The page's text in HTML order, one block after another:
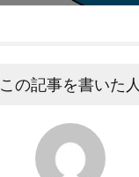
この記事を書いた人